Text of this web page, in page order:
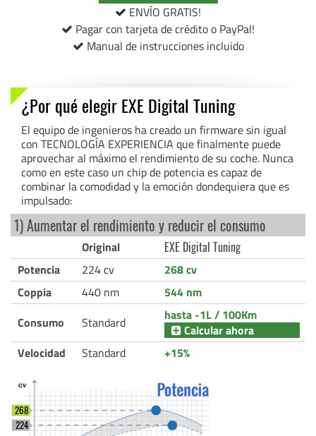
ENVÍO GRATIS!
Pagar con tarjeta de crédito o PayPal!
Manual de instrucciones incluido
¿Por qué elegir EXE Digital Tuning
El equipo de ingenieros ha creado un firmware sin igual
con TECNOLOGÍA EXPERIENCIA que finalmente puede
aprovechar al máximo el rendimiento de su coche. Nunca
como en este caso un chip de potencia es capaz de
combinar la comodidad y la emoción dondequiera que es
impulsado:
1) Aumentar el rendimiento y reducir el consumo
Original
EXE Digital Tuning
Potencia
224 cv
268 cv
Coppia
440 nm
544 nm
Consumo
Standard
hasta -1L / 100Km
Calcular ahora
Velocidad
Standard +15%
224
268